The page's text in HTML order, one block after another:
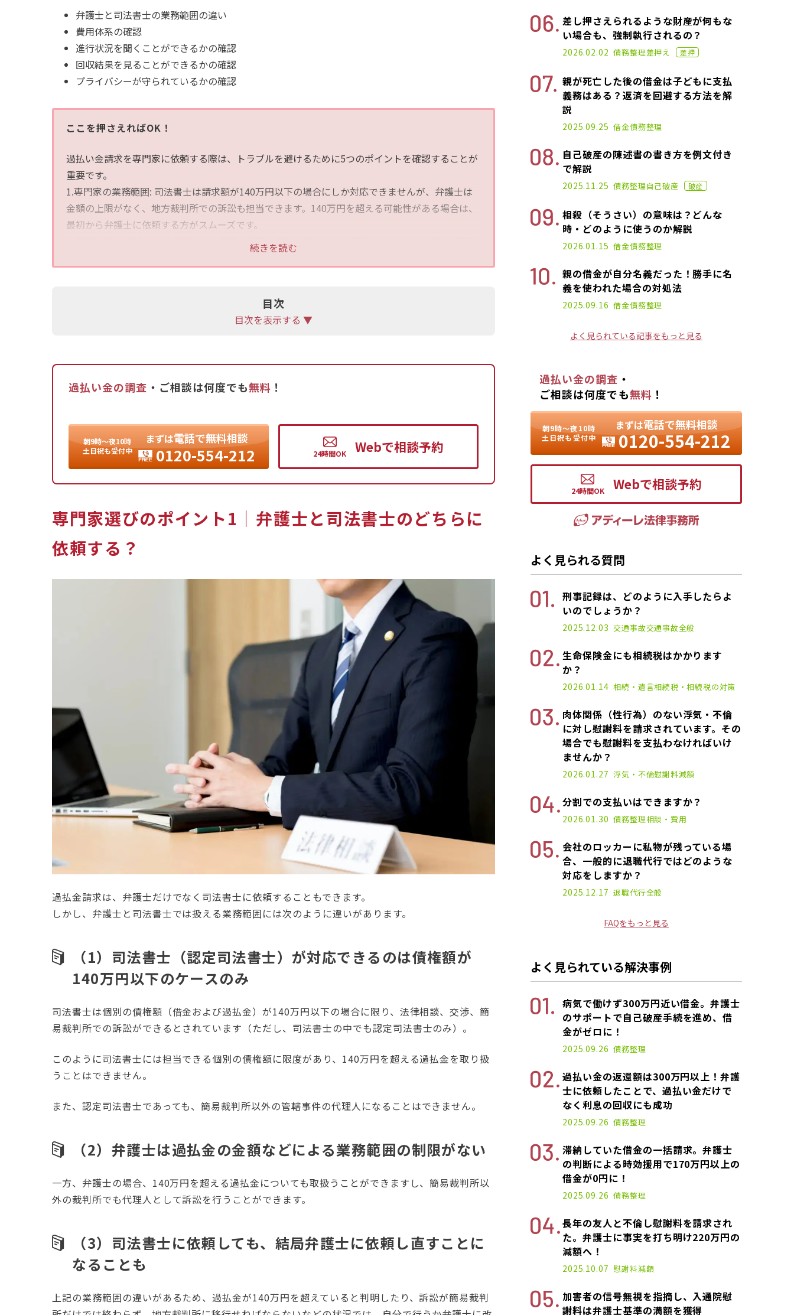
弁護士と司法書士の業務範囲の違い
費用体系の確認
進行状況を聞くことができるかの確認
回収結果を見ることができるかの確認
プライバシーが守られているかの確認
ここを押さえればOK！
過払い金請求を専門家に依頼する際は、トラブルを避けるために5つのポイントを確認することが
重要です。
1.専門家の業務範囲: 司法書士は請求額が140万円以下の場合にしか対応できませんが、弁護士は
金額の上限がなく、地方裁判所での訴訟も担当できます。140万円を超える可能性がある場合は、
最初から弁護士に依頼する方がスムーズです。
2.費用体系: 着手金や成功報酬など、費用が明確で不当に高くないか確認しましょう。複数の事務
4.回収結果の開示: 実際にどれだけの過払い金が回収されたか、和解書などの書類で確認できるか
これらを踏まえ、安心して依頼できる専門家を選ぶことが大切です。
過去の借金で過払い金あるかも？と思われた方は、一度アディーレ法律事務所にご相談ください。
続きを読む
目次
目次を表示する ▼
過払い金の調査 ・ご相談は何度でも無料 ！
朝9時〜夜10時
土日祝も受付中
まずは電話で無料相談
0120-554-212 Webで相談予約
専門家選びのポイント1｜弁護士と司法書士のどちらに
依頼する？
過払金請求は、弁護士だけでなく司法書士に依頼することもできます。
しかし、弁護士と司法書士では扱える業務範囲には次のように違いがあります。
（1）司法書士（認定司法書士）が対応できるのは債権額が
140万円以下のケースのみ
司法書士は個別の債権額（借金および過払金）が140万円以下の場合に限り、法律相談、交渉、簡
易裁判所での訴訟ができるとされています（ただし、司法書士の中でも認定司法書士のみ）。
このように司法書士には担当できる個別の債権額に限度があり、140万円を超える過払金を取り扱
うことはできません。
また、認定司法書士であっても、簡易裁判所以外の管轄事件の代理人になることはできません。
（2）弁護士は過払金の金額などによる業務範囲の制限がない
一方、弁護士の場合、140万円を超える過払金についても取扱うことができますし、簡易裁判所以
外の裁判所でも代理人として訴訟を行うことができます。
（3）司法書士に依頼しても、結局弁護士に依頼し直すことに
なることも
上記の業務範囲の違いがあるため、過払金が140万円を超えていると判明したり、訴訟が簡易裁判
差し押さえられるような財産が何もな
い場合も、強制執行されるの？
2021.06.25
2026.02.02 債務整理差押え 差押
親が死亡した後の借金は子どもに支払
義務はある？返済を回避する方法を解
説
2022.04.20
2025.09.25 借金債務整理
自己破産の陳述書の書き方を例文付き
で解説
2021.05.12
2025.11.25 債務整理自己破産 破産
相殺（そうさい）の意味は？どんな
時・どのように使うのか解説
2020.11.02
2026.01.15 借金債務整理
親の借金が自分名義だった！勝手に名
義を使われた場合の対処法
2022.06.01
2025.09.16 借金債務整理
よく見られている記事をもっと見る
過払い金の調査 ・
ご相談は何度でも無料 ！
朝9時〜夜10時
土日祝も受付中
まずは電話で無料相談
0120-554-212
Webで相談予約
よく見られる質問
刑事記録は、どのように入手したらよ
いのでしょうか？
2025.12.03 交通事故交通事故全般
生命保険金にも相続税はかかります
か？
2026.01.14 相続・遺言相続税・相続税の対策
肉体関係（性行為）のない浮気・不倫
に対し慰謝料を請求されています。その
場合でも慰謝料を支払わなければいけ
ませんか？
2026.01.27 浮気・不倫慰謝料減額
分割での支払いはできますか？
2026.01.30 債務整理相談・費用
会社のロッカーに私物が残っている場
合、一般的に退職代行ではどのような
対応をしますか？
2025.12.17 退職代行全般
FAQをもっと見る
よく見られている解決事例
病気で働けず300万円近い借金。弁護士
のサポートで自己破産手続を進め、借
金がゼロに！
2025.09.26 債務整理
過払い金の返還額は300万円以上！弁護
士に依頼したことで、過払い金だけで
なく利息の回収にも成功
2025.09.26 債務整理
滞納していた借金の一括請求。弁護士
の判断による時効援用で170万円以上の
借金が0円に！
2025.09.26 債務整理
長年の友人と不倫し慰謝料を請求され
た。弁護士に事実を打ち明け220万円の
減額へ！
2025.10.07 慰謝料減額
加害者の信号無視を指摘し、入通院慰
謝料は弁護士基準の満額を獲得